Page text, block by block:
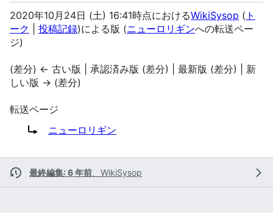
2020年10月24日 (土) 16:41時点におけるWikiSysop ( ト
ーク
投稿記録)による版 (ニューロリギンへの転送ペー
ジ)
(差分) ← 古い版 | 承認済み版 (差分) | 最新版 (差分) | 新
しい版 → (差分)
転送ページ
転送先:
ニューロリギン
最終編集: 6 年前 WikiSysop